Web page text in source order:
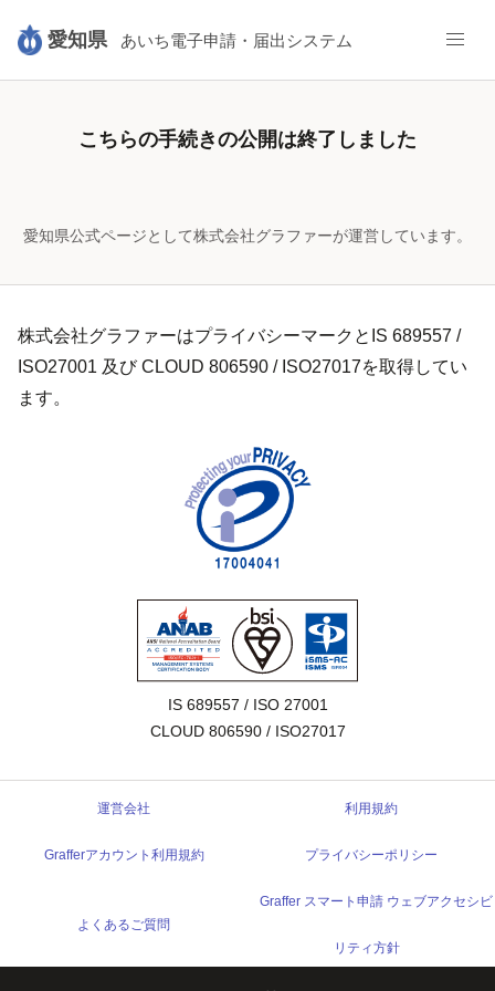
愛知県 あいち電子申請・届出システム
こちらの手続きの公開は終了しました
愛知県公式ページとして株式会社グラファーが運営しています。
株式会社グラファーはプライバシーマークとIS 689557 /
ISO27001 及び CLOUD 806590 / ISO27017を取得してい
ます。
IS 689557 / ISO 27001
CLOUD 806590 / ISO27017
運営会社 利用規約
Grafferアカウント利用規約 プライバシーポリシー
よくあるご質問
Graffer スマート申請 ウェブアクセシビ
リティ方針